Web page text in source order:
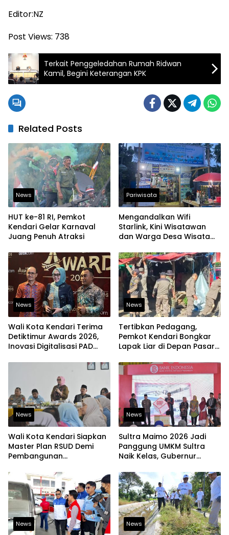
Editor:NZ
Post Views: 738
Terkait Penggeledahan Rumah Ridwan
Kamil, Begini Keterangan KPK
Related Posts
News
HUT ke-81 RI, Pemkot
Kendari Gelar Karnaval
Juang Penuh Atraksi
Pariwisata
Mengandalkan Wifi
Starlink, Kini Wisatawan
dan Warga Desa Wisata
Mengakses Transaksi
Digital
News
Wali Kota Kendari Terima
Detiktimur Awards 2026,
Inovasi Digitalisasi PAD
News
Tertibkan Pedagang,
Pemkot Kendari Bongkar
Lapak Liar di Depan Pasar
News
Wali Kota Kendari Siapkan
Master Plan RSUD Demi
Pembangunan
News
Sultra Maimo 2026 Jadi
Panggung UMKM Sultra
Naik Kelas, Gubernur
Tembus Pasar Ekspor
News News